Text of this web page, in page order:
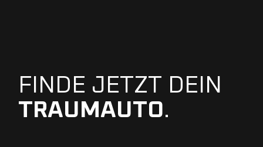
FINDE JETZT DEIN
TRAUMAUTO.